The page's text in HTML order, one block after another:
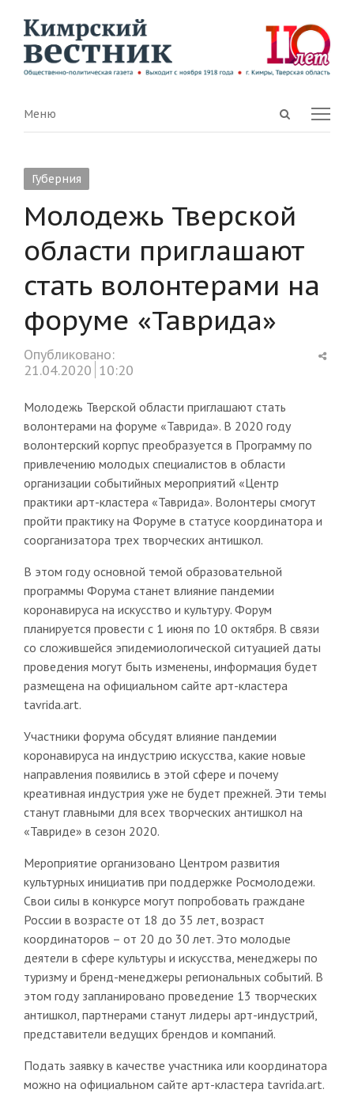
Open
Menu
Меню
Губерния
Молодежь Тверской
области приглашают
стать волонтерами на
форуме «Таврида»
Опубликовано:
21.04.2020 10:20
Молодежь Тверской области приглашают стать
волонтерами на форуме «Таврида». В 2020 году
волонтерский корпус преобразуется в Программу по
привлечению молодых специалистов в области
организации событийных мероприятий «Центр
практики арт-кластера «Таврида». Волонтеры смогут
пройти практику на Форуме в статусе координатора и
соорганизатора трех творческих антишкол.
В этом году основной темой образовательной
программы Форума станет влияние пандемии
коронавируса на искусство и культуру. Форум
планируется провести с 1 июня по 10 октября. В связи
со сложившейся эпидемиологической ситуацией даты
проведения могут быть изменены, информация будет
размещена на официальном сайте арт-кластера
tavrida.art.
Участники форума обсудят влияние пандемии
коронавируса на индустрию искусства, какие новые
направления появились в этой сфере и почему
креативная индустрия уже не будет прежней. Эти темы
станут главными для всех творческих антишкол на
«Тавриде» в сезон 2020.
Мероприятие организовано Центром развития
культурных инициатив при поддержке Росмолодежи.
Свои силы в конкурсе могут попробовать граждане
России в возрасте от 18 до 35 лет, возраст
координаторов – от 20 до 30 лет. Это молодые
деятели в сфере культуры и искусства, менеджеры по
туризму и бренд-менеджеры региональных событий. В
этом году запланировано проведение 13 творческих
антишкол, партнерами станут лидеры арт-индустрий,
представители ведущих брендов и компаний.
Подать заявку в качестве участника или координатора
можно на официальном сайте арт-кластера tavrida.art.